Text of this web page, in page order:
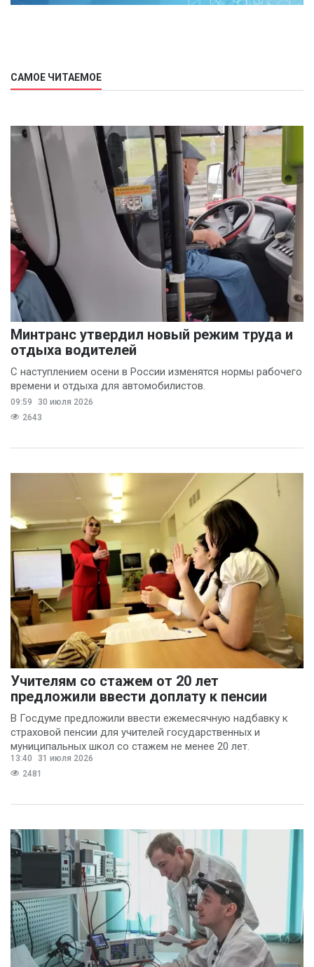
САМОЕ ЧИТАЕМОЕ
Минтранс утвердил новый режим труда и
отдыха водителей
С наступлением осени в России изменятся нормы рабочего
времени и отдыха для автомобилистов.
09:59
30 июля 2026
2643
Учителям со стажем от 20 лет
предложили ввести доплату к пенсии
В Госдуме предложили ввести ежемесячную надбавку к
страховой пенсии для учителей государственных и
муниципальных школ со стажем не менее 20 лет.
13:40
31 июля 2026
2481